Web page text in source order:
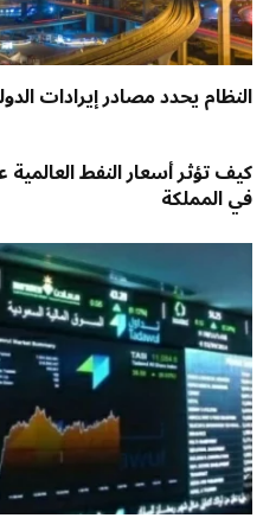
النظام يحدد مصادر إيرادات
كيف تؤثر أسعار النفط
في المملكة